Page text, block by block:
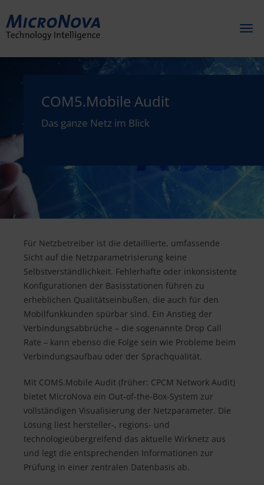
COM5.Mobile Audit
Das ganze Netz im Blick
Für Netzbetreiber ist die detaillierte, umfassende
Sicht auf die Netzparametrisierung keine
Selbstverständlichkeit. Fehlerhafte oder inkonsistente
Konfigurationen der Basisstationen führen zu
erheblichen Qualitätseinbußen, die auch für den
Mobilfunkkunden spürbar sind. Ein Anstieg der
Verbindungsabbrüche – die sogenannte Drop Call
Rate – kann ebenso die Folge sein wie Probleme beim
Verbindungsaufbau oder der Sprachqualität.
Mit COM5.Mobile Audit (früher: CPCM Network Audit)
bietet MicroNova ein Out-of-the-Box-System zur
vollständigen Visualisierung der Netzparameter. Die
Lösung liest hersteller-, regions- und
technologieübergreifend das aktuelle Wirknetz aus
und legt die entsprechenden Informationen zur
Prüfung in einer zentralen Datenbasis ab.